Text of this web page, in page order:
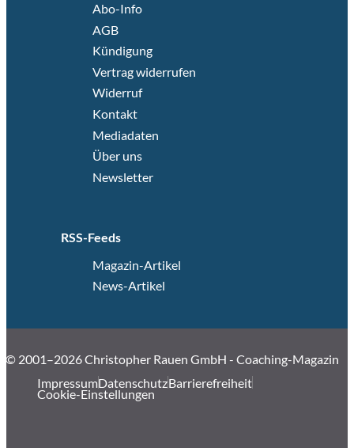
Abo-Info
AGB
Kündigung
Vertrag widerrufen
Widerruf
Kontakt
Mediadaten
Über uns
Newsletter
RSS-Feeds
Magazin-Artikel
News-Artikel
© 2001–2026 Christopher Rauen GmbH - Coaching-Magazin
ImpressumDatenschutzBarrierefreiheit
Cookie-Einstellungen